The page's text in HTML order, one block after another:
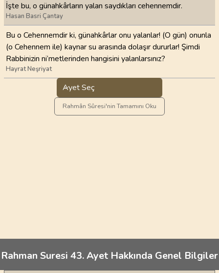
İşte bu, o günahkârların yalan saydıkları cehennemdir.
Hasan Basri Çantay
Bu o Cehennemdir ki, günahkârlar onu yalanlar! (O gün) onunla
(o Cehennem ile) kaynar su arasında dolaşır dururlar! Şimdi
Rabbinizin ni‘metlerinden hangisini yalanlarsınız?
Hayrat Neşriyat
Ayet Seç
Rahmân Sûresi'nin Tamamını Oku
Rahman Suresi 43. Ayet Hakkında Genel Bilgiler